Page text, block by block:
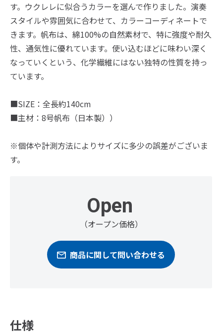
す。ウクレレに似合うカラーを選んで作りました。演奏
スタイルや雰囲気に合わせて、カラーコーディネートで
きます。帆布は、綿100%の自然素材で、特に強度や耐久
性、通気性に優れています。使い込むほどに味わい深く
なっていくという、化学繊維にはない独特の性質を持っ
ています。
■SIZE：全長約140cm
■主材：8号帆布（日本製））
※個体や計測方法によりサイズに多少の誤差がございま
す。
Open
（オープン価格）
商品に関して問い合わせる
仕様